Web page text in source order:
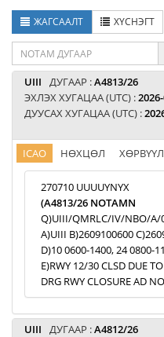
ЖАГСААЛТ ХҮСНЭГТ
UIII ДУГААР :A4813/26
ЭХЛЭХ ХУГАЦАА (UTC) :
ДУУСАХ ХУГАЦАА (UTC) :
ICAO НӨХЦӨЛ
270710 UUUUYNYX
(A4813/26 NOTAMN
Q)UIII/QMRLC/IV/NBO/A/
A)UIII B)2609100600
D)10 0600-1400, 24 0800-
E)RWY 12/30 CLSD DUE
DRG RWY CLOSURE AD
UIII ДУГААР :A4812/26